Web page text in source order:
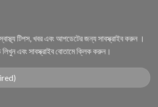
টিপস, খবর এবং আপডেটের জন্য সাবস্ক্রাইব করুন ।
লিখুন এবং সাবস্ক্রাইব বোতামে ক্লিক করুন।